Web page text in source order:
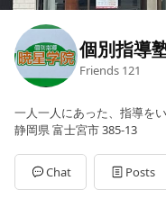
個別指導
Friends 121
一人一人にあった、指導をい
静岡県 富士宮市 385-13
Chat Posts